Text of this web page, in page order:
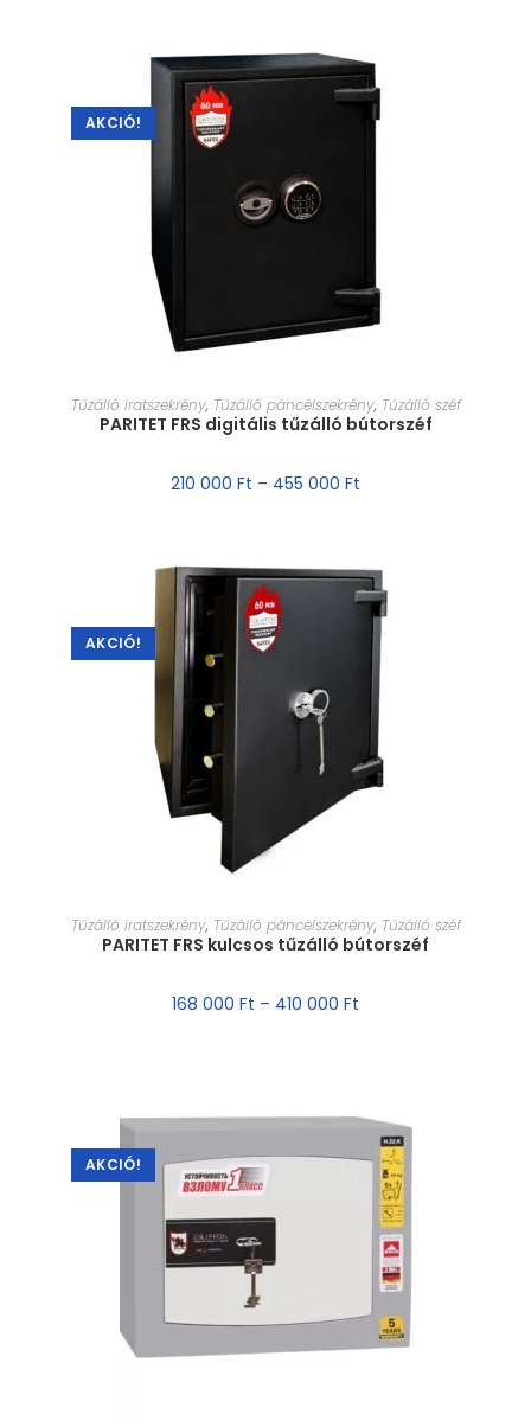
AKCIÓ!
MÉRET VÁLASZTÁSA
Tűzálló iratszekrény, Tűzálló páncélszekrény, Tűzálló széf
PARITET FRS digitális tűzálló bútorszéf
210 000 Ft – 455 000 Ft
AKCIÓ!
MÉRET VÁLASZTÁSA
Tűzálló iratszekrény, Tűzálló páncélszekrény, Tűzálló széf
PARITET FRS kulcsos tűzálló bútorszéf
168 000 Ft – 410 000 Ft
AKCIÓ!